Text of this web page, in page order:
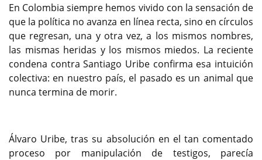
En Colombia siempre hemos vivido con la sensación de
que la política no avanza en línea recta, sino en círculos
que regresan, una y otra vez, a los mismos nombres,
las mismas heridas y los mismos miedos. La reciente
condena contra Santiago Uribe confirma esa intuición
colectiva: en nuestro país, el pasado es un animal que
nunca termina de morir.
Álvaro Uribe, tras su absolución en el tan comentado
proceso por manipulación de testigos, parecía